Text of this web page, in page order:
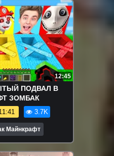
12:45
ПОДВАЛ В
ЗОМБАК
3.7K
Майнкрафт